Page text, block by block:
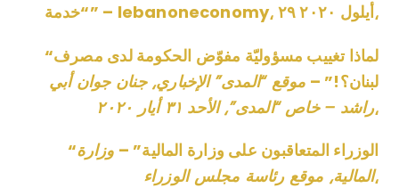
“خدمة” – lebanoneconomy⸲ ۲۹ أيلول ۲۰۲۰⸲
“لماذا تغييب مسؤوليّة مفوّض الحكومة لدى مصرف
لبنان؟!” – موقع “المدى” الإخباري⸲ جنان جوان أبي
راشد – خاص “المدى”⸲ الأحد ٣١ أيار ٢٠٢٠⸲
“الوزراء المتعاقبون على وزارة المالية” – وزارة
المالية⸲ موقع رئاسة مجلس الوزراء⸲